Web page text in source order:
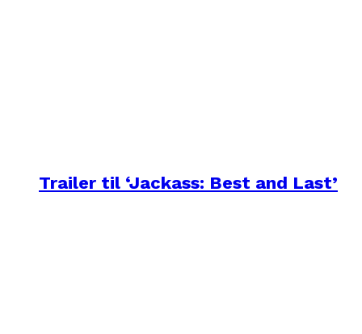
Trailer til ‘Jackass: Best and Last’